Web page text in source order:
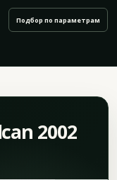
Подбор по параметрам
2002